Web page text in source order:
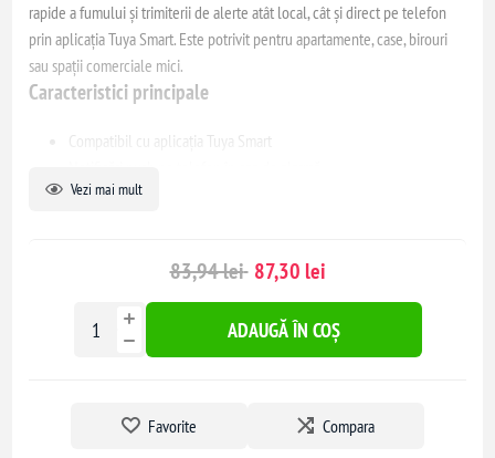
rapide a fumului și trimiterii de alerte atât local, cât și direct pe telefon
prin aplicația Tuya Smart. Este potrivit pentru apartamente, case, birouri
sau spații comerciale mici.
Caracteristici principale
Compatibil cu aplicația Tuya Smart
Alarmă sonoră și avertizare vizuală LED
Avertizare baterie descărcată
Instalare simplă pe tavan sau perete
Funcționare autonomă pe baterii
Tip senzor: optic / fotoelectric
Vezi mai mult
83,94 lei 87,30 lei
ADAUGĂ ÎN COȘ
Favorite Compara